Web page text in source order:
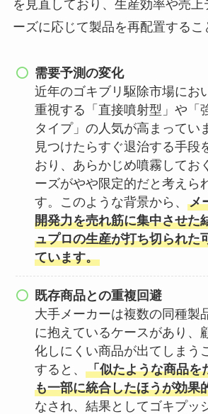
を見直しており、生産効率や売上
ーズに応じて製品を再配置するこ
需要予測の変化
近年のゴキブリ駆除市場にお
重視する「直接噴射型」や「
タイプ」の人気が高まってい
見つけたらすぐ退治する手段
おり、あらかじめ噴霧してお
ーズがやや限定的だと考えら
す。このような背景から、メ
開発力を売れ筋に集中させた
ュプロの生産が打ち切られた
ています。
既存商品との重複回避
大手メーカーは複数の同種製
に抱えているケースがあり、
化しにくい商品が出てしまう
すると、「似たような商品を
も一部に統合したほうが効果
なされ、結果としてゴキプッ